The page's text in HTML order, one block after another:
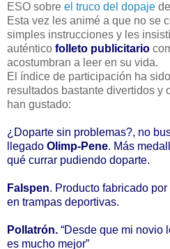
ESO sobre el truco del dopaje
Esta vez les animé a que no se
simples instrucciones y les
auténtico folleto publicitario
acostumbran a leer en su vida.
El índice de participación ha
resultados bastante divertidos y
han gustado:
¿Doparte sin problemas?, no
llegado Olimp-Pene. Más
qué currar pudiendo doparte.
Falspen. Producto fabricado
en trampas deportivas.
Pollatrón. “Desde que mi novio
es mucho mejor”